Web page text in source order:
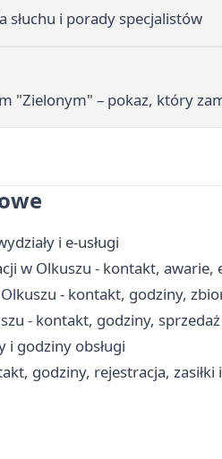
słuchu i porady specjalistów
"Zielonym" – pokaz, który
i e-usługi
w Olkuszu - kontakt, awarie,
- kontakt, godziny,
- kontakt, godziny, sprzedaż
i godziny obsługi
godziny, rejestracja,